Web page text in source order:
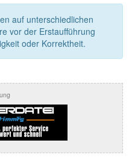
auf unterschiedlichen
vor der Erstaufführung
oder Korrektheit.